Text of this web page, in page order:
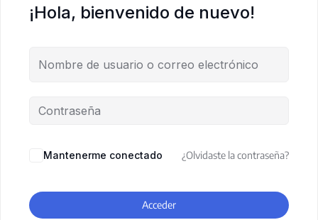
¡Hola, bienvenido de nuevo!
Mantenerme conectado ¿Olvidaste la contraseña?
Acceder